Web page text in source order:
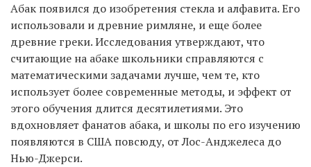
Абак появился до изобретения стекла и алфавита. Его
использовали и древние римляне, и еще более
древние греки. Исследования утверждают, что
считающие на абаке школьники справляются с
математическими задачами лучше, чем те, кто
использует более современные методы, и эффект от
этого обучения длится десятилетиями. Это
вдохновляет фанатов абака, и школы по его изучению
появляются в США повсюду, от Лос-Анджелеса до
Нью-Джерси.